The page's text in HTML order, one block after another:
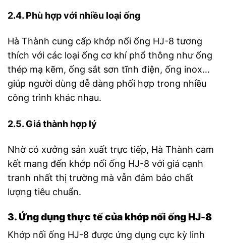
2.4. Phù hợp với nhiều loại ống
Hà Thành cung cấp khớp nối ống HJ-8 tương
thích với các loại ống cơ khí phổ thông như ống
thép mạ kẽm, ống sắt sơn tĩnh điện, ống inox…
giúp người dùng dễ dàng phối hợp trong nhiều
công trình khác nhau.
2.5. Giá thành hợp lý
Nhờ có xưởng sản xuất trực tiếp, Hà Thành cam
kết mang đến khớp nối ống HJ-8 với giá cạnh
tranh nhất thị trường mà vẫn đảm bảo chất
lượng tiêu chuẩn.
3. Ứng dụng thực tế của khớp nối ống HJ-8
Khớp nối ống HJ-8 được ứng dụng cực kỳ linh